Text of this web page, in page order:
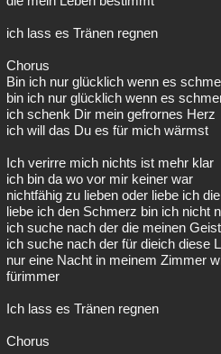
ich lass es Tränen regnen
Chorus
Bin ich nur glücklich wenn es
bin ich nur glücklich wenn es
ich schenk Dir mein gefrornes Herz
ich will das Du es für mich wärmst
Ich verirre mich nichts ist mehr klar
ich bin da wo vor mir keiner war
nichtfähig zu lieben oder liebe ich
liebe ich den Schmerz bin ich nicht
ich suche nach der die meinen
ich suche nach der für dieich diese
nur eine Nacht in meinem Zimmer
fürimmer
Ich lass es Tränen regnen
Chorus